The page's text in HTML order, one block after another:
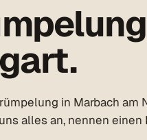
in Marbach am
alles an, nennen